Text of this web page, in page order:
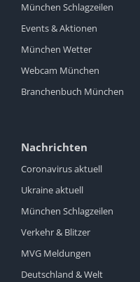
München Schlagzeilen
Events & Aktionen
München Wetter
Webcam München
Branchenbuch München
Nachrichten
Coronavirus aktuell
Ukraine aktuell
München Schlagzeilen
Verkehr & Blitzer
MVG Meldungen
Deutschland & Welt